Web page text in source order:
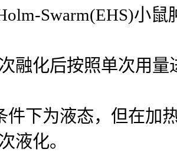
Swarm(EHS)小
融化后按照单次用量
件下为液态，但在加
液化。